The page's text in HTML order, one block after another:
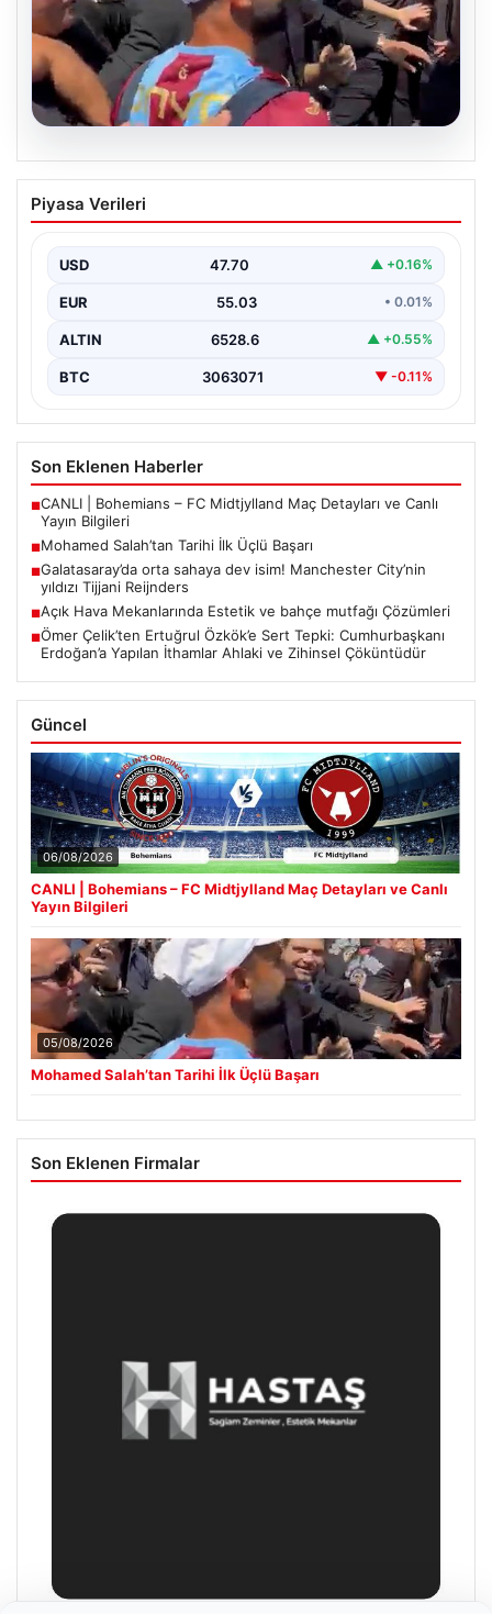
Mohamed Salah’tan Tarihi İlk Üçlü
Başarı
önemli bir dönüm noktasına imza attı. Takımının
hücum…
Piyasa Verileri
USD 47.70 ▲ +0.16%
EUR 55.03 • 0.01%
ALTIN 6528.6 ▲ +0.55%
BTC 3063071 ▼ -0.11%
Son Eklenen Haberler
■CANLI | Bohemians – FC Midtjylland Maç Detayları ve Canlı
Yayın Bilgileri
■Mohamed Salah’tan Tarihi İlk Üçlü Başarı
■Galatasaray’da orta sahaya dev isim! Manchester City’nin
yıldızı Tijjani Reijnders
■Açık Hava Mekanlarında Estetik ve bahçe mutfağı Çözümleri
■Ömer Çelik’ten Ertuğrul Özkök’e Sert Tepki: Cumhurbaşkanı
Erdoğan’a Yapılan İthamlar Ahlaki ve Zihinsel Çöküntüdür
Güncel
06/08/2026
CANLI | Bohemians – FC Midtjylland Maç Detayları ve Canlı
Yayın Bilgileri
05/08/2026
Mohamed Salah’tan Tarihi İlk Üçlü Başarı
Son Eklenen Firmalar